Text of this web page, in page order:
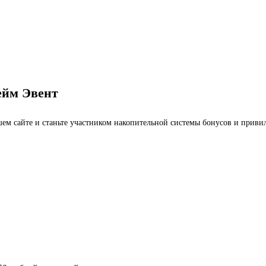
Эвент
сайте и станьте участником накопительной системы бонусов и